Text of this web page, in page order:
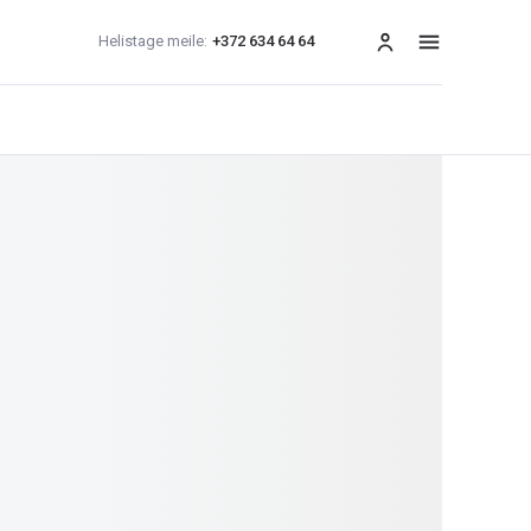
Helistage meile: +372 634 64 64 menüü